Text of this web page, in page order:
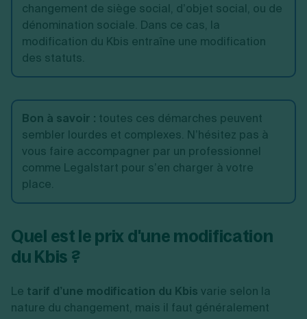
changement de siège social, d’objet social, ou de
dénomination sociale. Dans ce cas, la
modification du Kbis entraîne une modification
des statuts.
Bon à savoir : toutes ces démarches peuvent
sembler lourdes et complexes. N’hésitez pas à
vous faire accompagner par un professionnel
comme Legalstart pour s’en charger à votre
place.
Quel est le prix d'une modification
du Kbis ?
Le tarif d’une modification du Kbis varie selon la
nature du changement, mais il faut généralement